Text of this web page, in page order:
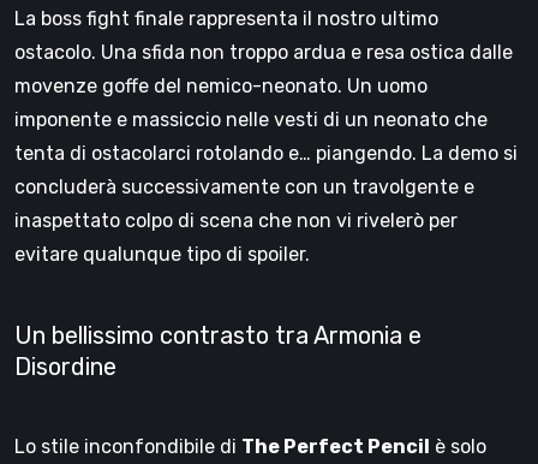
La boss fight finale rappresenta il nostro ultimo
ostacolo. Una sfida non troppo ardua e resa ostica dalle
movenze goffe del nemico-neonato. Un uomo
imponente e massiccio nelle vesti di un neonato che
tenta di ostacolarci rotolando e… piangendo. La demo si
concluderà successivamente con un travolgente e
inaspettato colpo di scena che non vi rivelerò per
evitare qualunque tipo di spoiler.
Un bellissimo contrasto tra Armonia e
Disordine
Lo stile inconfondibile di The Perfect Pencil è solo